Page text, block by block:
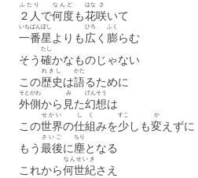
２人
ふたり
で何度
なんど
も花
はな
咲
さ
いて
一番星
いちばんぼし
よりも広
ひろ
く 膨
ふく
らむ
そう確
たし
かなものじゃない
この歴史
れきし
は語
かた
るために
外側
そとがわ
から 見
み
た幻想
げんそう
は
この世界
せかい
の仕組
しく
みを少
すこ
しも変
か
えずに
もう最後
さいご
に塵
ちり
となる
これから何世紀
なんせいき
さえ